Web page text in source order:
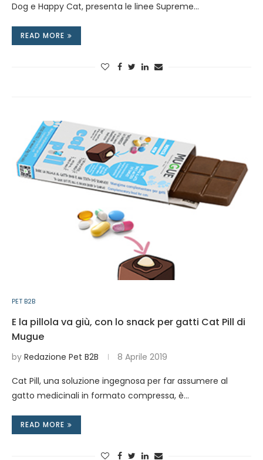
Dog e Happy Cat, presenta le linee Supreme…
READ MORE
PET B2B
E la pillola va giù, con lo snack per gatti Cat Pill di
Mugue
by Redazione Pet B2B 8 Aprile 2019
Cat Pill, una soluzione ingegnosa per far assumere al
gatto medicinali in formato compressa, è…
READ MORE